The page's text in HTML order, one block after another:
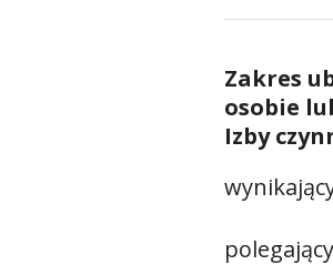
Zakres
osobie
Izby